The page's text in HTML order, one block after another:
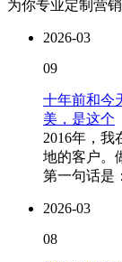
为你专业定制营
2026-03
09
十年前和今
美，是这个
2016年，我
地的客户。
第一句话是
2026-03
08